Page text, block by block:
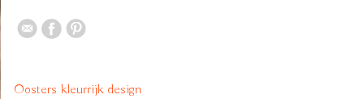
Oosters kleurrijk design